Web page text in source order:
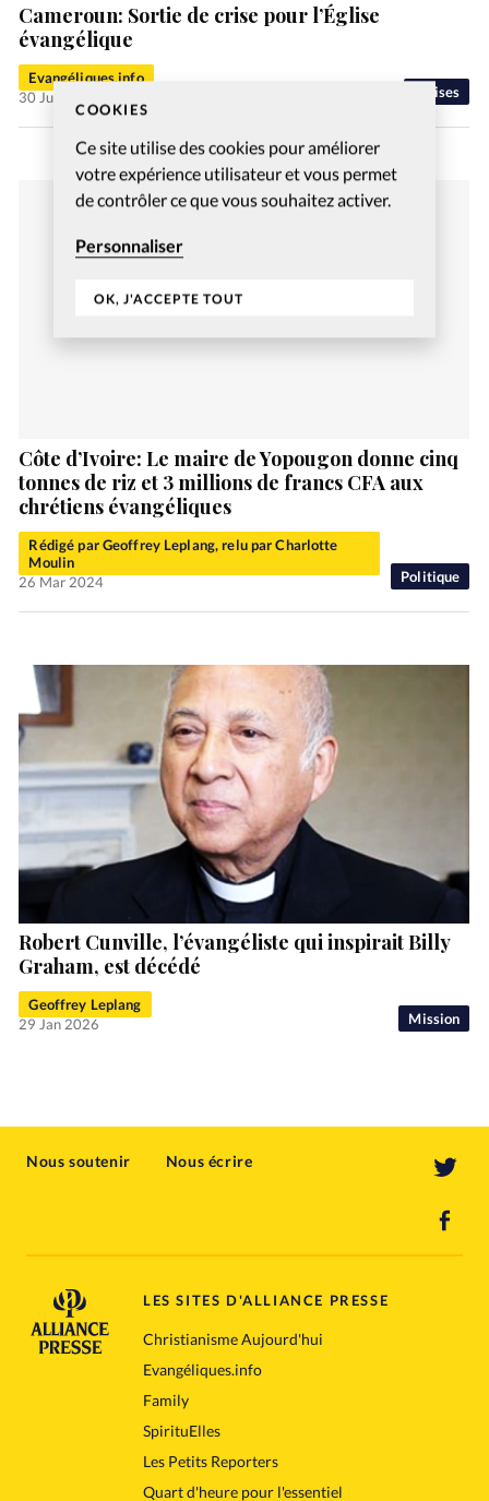
COOKIES
Ce site utilise des cookies pour améliorer
votre expérience utilisateur et vous permet
de contrôler ce que vous souhaitez activer.
Personnaliser
OK, J'ACCEPTE TOUT
Eglises
Cameroun: Sortie de crise pour l’Église
évangélique
Evangéliques.info
30 Juil 2022
Politique
Côte d’Ivoire: Le maire de Yopougon donne cinq
tonnes de riz et 3 millions de francs CFA aux
chrétiens évangéliques
Rédigé par Geoffrey Leplang, relu par Charlotte
Moulin
26 Mar 2024
Mission
Robert Cunville, l’évangéliste qui inspirait Billy
Graham, est décédé
Geoffrey Leplang
29 Jan 2026
Nous soutenir Nous écrire
LES SITES D'ALLIANCE PRESSE
Christianisme Aujourd'hui
Evangéliques.info
Family
SpirituElles
Les Petits Reporters
Quart d'heure pour l'essentiel